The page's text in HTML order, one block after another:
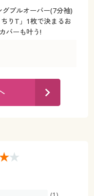
プルオーバー(7分袖)
りT」1枚で決まるお
バーも叶う!